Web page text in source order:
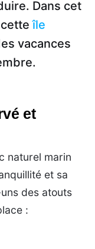
Dans cet
cetteîle
vacances
et
naturel marin
et sa
des atouts
: